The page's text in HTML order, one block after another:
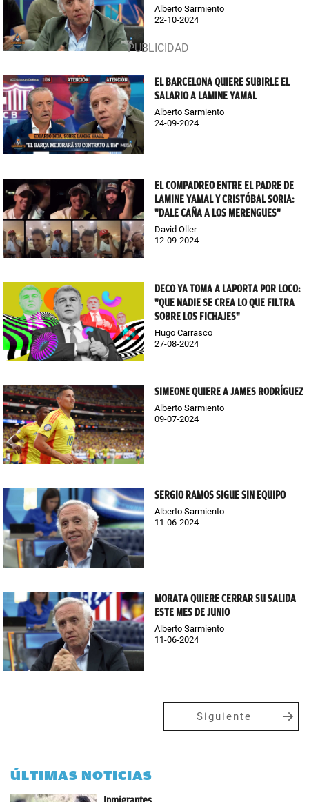
Alberto Sarmiento
22-10-2024
EL BARCELONA QUIERE SUBIRLE EL
SALARIO A LAMINE YAMAL
Alberto Sarmiento
24-09-2024
EL COMPADREO ENTRE EL PADRE DE
LAMINE YAMAL Y CRISTÓBAL SORIA:
"DALE CAÑA A LOS MERENGUES"
David Oller
12-09-2024
DECO YA TOMA A LAPORTA POR LOCO:
"QUE NADIE SE CREA LO QUE FILTRA
SOBRE LOS FICHAJES"
Hugo Carrasco
27-08-2024
SIMEONE QUIERE A JAMES RODRÍGUEZ
Alberto Sarmiento
09-07-2024
SERGIO RAMOS SIGUE SIN EQUIPO
Alberto Sarmiento
11-06-2024
MORATA QUIERE CERRAR SU SALIDA
ESTE MES DE JUNIO
Alberto Sarmiento
11-06-2024
Siguiente
ÚLTIMAS NOTICIAS